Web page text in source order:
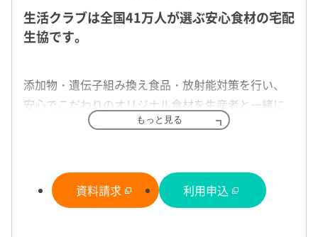
生活クラブは全国41万人が選ぶ安心食材の宅配
生協です。
添加物・遺伝子組み換え食品・放射能対策を行い、
安心でこだわりのオリジナル食材を生産者と一緒に
作っている生協です。生活クラブには取り扱う品も
もっと見る
資料請求 利用申込